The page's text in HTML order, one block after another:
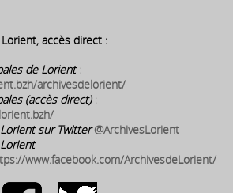
accès direct :
de Lorient
archivesdelorient/
(accès direct):
sur Twitter @ArchivesLorient
www.facebook.com/ArchivesdeLorient/